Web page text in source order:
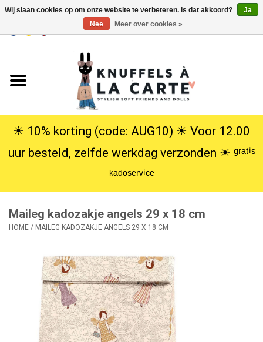
USD
Knuffels
Poppen
SALE
Cadeauservice
Lookbooks
☀︎ 10% korting (code: AUG10) ☀︎ Voor 12.00
uur besteld, zelfde werkdag verzonden ☀︎ ᵍʳᵃᵗⁱˢ
ᵏᵃᵈᵒˢᵉʳᵛⁱᶜᵉ
Maileg kadozakje angels 29 x 18 cm
HOME / MAILEG KADOZAKJE ANGELS 29 X 18 CM
Wij slaan cookies op om onze website te verbeteren. Is dat akkoord?
Ja
Nee
Meer over cookies »